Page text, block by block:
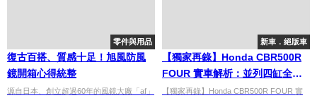
零件與用品
復古百搭、質感十足！旭風防風
鏡開箱心得統整
源自日本、創立超過60年的風鏡大廠「af」
新車．絕版車
【獨家再錄】Honda CBR500R
FOUR 實車解析：並列四缸全整
流罩跑車，騎姿與座高著地性深
【獨家再錄】Honda CBR500R FOUR 實